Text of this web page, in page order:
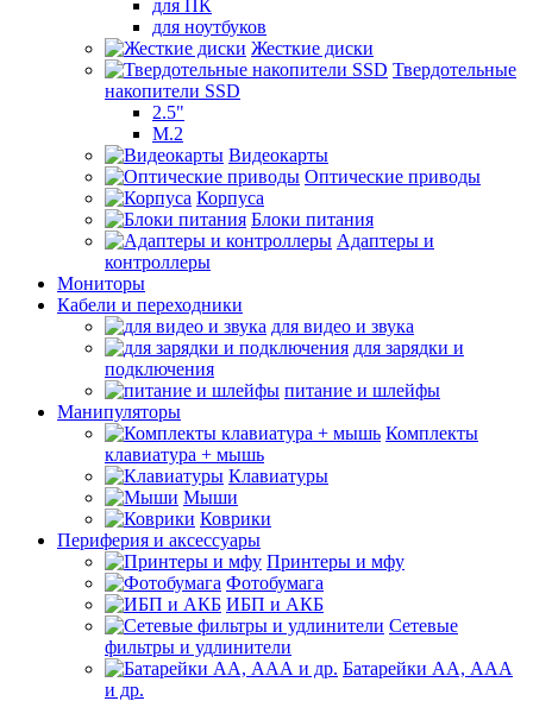
для ПК
для ноутбуков
Жесткие диски
Твердотельные
накопители SSD
2.5"
M.2
Видеокарты
Оптические приводы
Корпуса
Блоки питания
Адаптеры и
контроллеры
Мониторы
Кабели и переходники
для видео и звука
для зарядки и
подключения
питание и шлейфы
Манипуляторы
Комплекты
клавиатура + мышь
Клавиатуры
Мыши
Коврики
Периферия и аксессуары
Принтеры и мфу
Фотобумага
ИБП и АКБ
Сетевые
фильтры и удлинители
Батарейки АА, ААА
и др.